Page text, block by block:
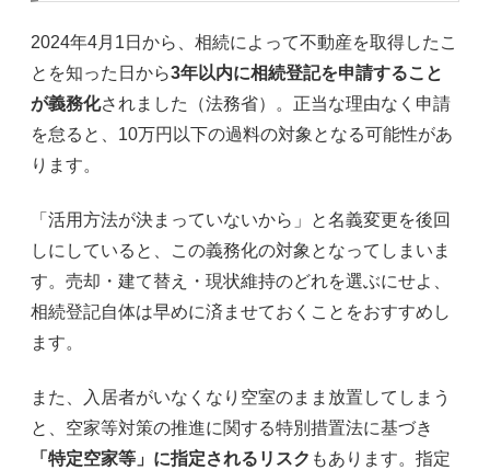
2024年4月1日から、相続によって不動産を取得したこ
とを知った日から3年以内に相続登記を申請すること
が義務化されました（法務省）。正当な理由なく申請
を怠ると、10万円以下の過料の対象となる可能性があ
ります。
「活用方法が決まっていないから」と名義変更を後回
しにしていると、この義務化の対象となってしまいま
す。売却・建て替え・現状維持のどれを選ぶにせよ、
相続登記自体は早めに済ませておくことをおすすめし
ます。
また、入居者がいなくなり空室のまま放置してしまう
と、空家等対策の推進に関する特別措置法に基づき
「特定空家等」に指定されるリスク もあります。指定